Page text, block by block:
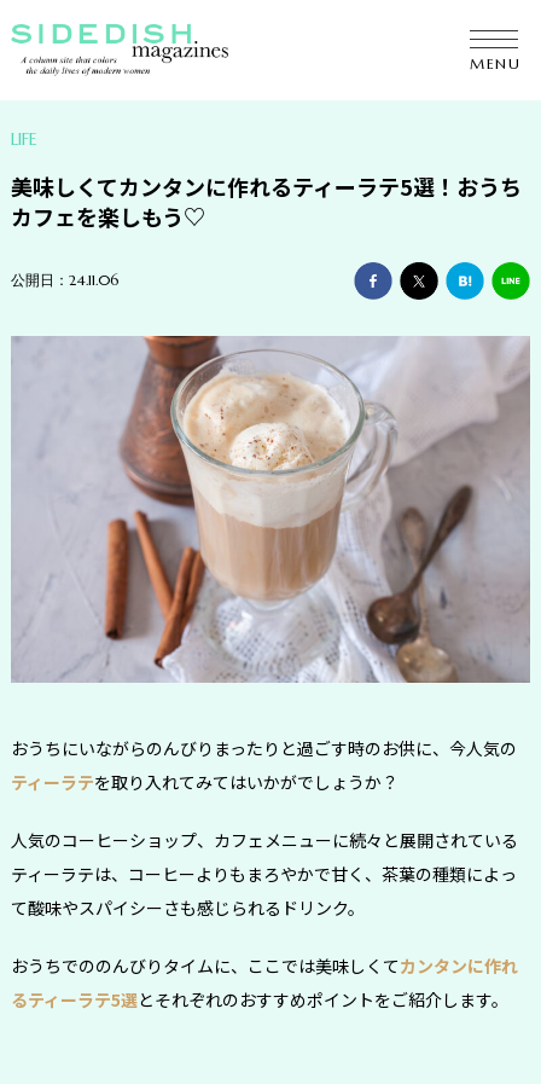
BEAUTY
HOROSCOPE
MENU
LIFE
美味しくてカンタンに作れるティーラテ5選！おうち
カフェを楽しもう♡
公開日：24.11.06
おうちにいながらのんびりまったりと過ごす時のお供に、今人気の
ティーラテを取り入れてみてはいかがでしょうか？
人気のコーヒーショップ、カフェメニューに続々と展開されている
ティーラテは、コーヒーよりもまろやかで甘く、茶葉の種類によっ
て酸味やスパイシーさも感じられるドリンク。
おうちでののんびりタイムに、ここでは美味しくてカンタンに作れ
るティーラテ5選とそれぞれのおすすめポイントをご紹介します。